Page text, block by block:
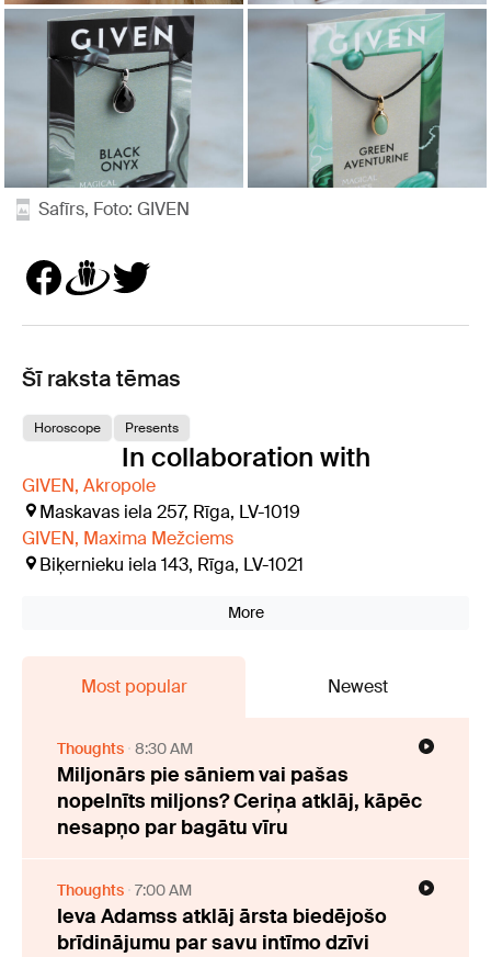
Safīrs, Foto: GIVEN
Šī raksta tēmas
Horoscope Presents
In collaboration with
GIVEN, Akropole
Maskavas iela 257, Rīga, LV-1019
GIVEN, Maxima Mežciems
Biķernieku iela 143, Rīga, LV-1021
More
Most popular Newest
Thoughts 8:30 AM
Miljonārs pie sāniem vai pašas
nopelnīts miljons? Ceriņa atklāj, kāpēc
nesapņo par bagātu vīru
Thoughts 7:00 AM
Ieva Adamss atklāj ārsta biedējošo
brīdinājumu par savu intīmo dzīvi